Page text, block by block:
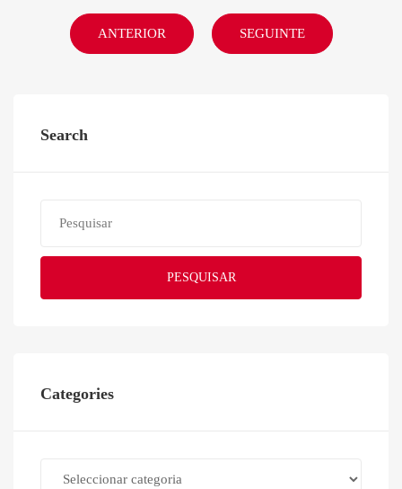
ANTERIOR SEGUINTE
Search
PESQUISAR
Categories